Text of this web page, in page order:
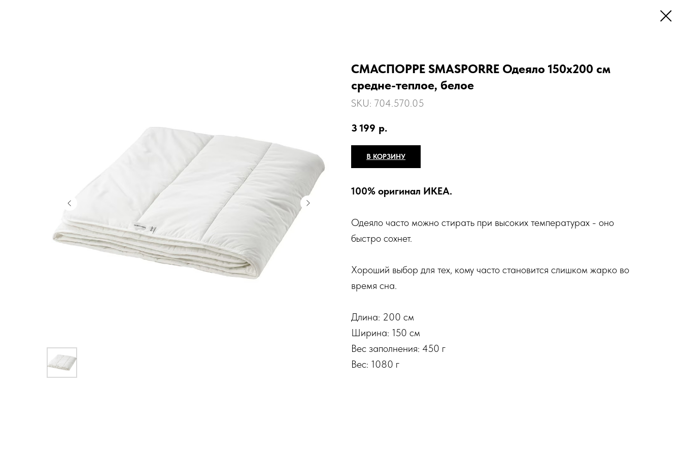
СМАСПОРРЕ SMASPORRE Одеяло 150x200 см
средне-теплое, белое
SKU: 704.570.05
3 199 р.
В КОРЗИНУ
100% оригинал ИКЕА.
Одеяло часто можно стирать при высоких температурах - оно
быстро сохнет.
Хороший выбор для тех, кому часто становится слишком жарко во
время сна.
Длина: 200 см
Ширина: 150 см
Вес заполнения: 450 г
Вес: 1080 г